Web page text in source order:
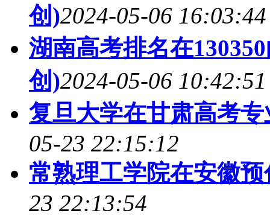
创)2024-05-06 16:03:44
湖南高考排名在
创)2024-05-06 10:42:51
复旦大学在甘肃高考
05-23 22:15:12
常熟理工学院在安徽
23 22:13:54